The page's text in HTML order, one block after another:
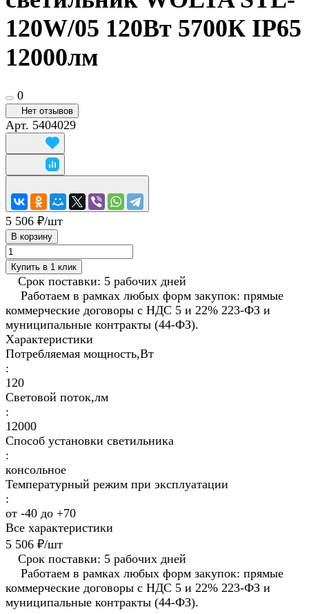
120W/05 120Вт 5700К IP65
12000лм
0
Нет отзывов
Арт. 5404029
5 506 ₽/шт
В корзину
Купить в 1 клик
Срок поставки: 5 рабочих дней
Работаем в рамках любых форм закупок: прямые
коммерческие договоры с НДС 5 и 22% 223-ФЗ и
муниципальные контракты (44-ФЗ).
Характеристики
Потребляемая мощность,Вт
:
120
Световой поток,лм
:
12000
Способ установки светильника
:
консольное
Температурный режим при эксплуатации
:
от -40 до +70
Все характеристики
5 506 ₽/шт
Срок поставки: 5 рабочих дней
Работаем в рамках любых форм закупок: прямые
коммерческие договоры с НДС 5 и 22% 223-ФЗ и
муниципальные контракты (44-ФЗ).